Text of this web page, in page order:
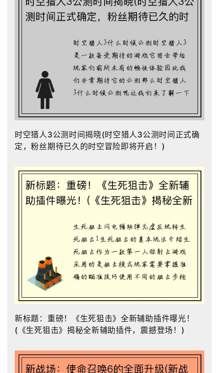
时空猎人3公测时间揭晓(时空猎人3公测时间正式确
定，粉丝期待已久的时空冒险即将开启！)
新标题：重磅！《生死狙击》全新辅助插件曝光！
(《生死狙击》揭秘全新辅助插件，震撼登场！)